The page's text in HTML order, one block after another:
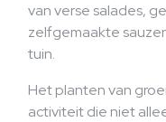
van verse salades,
zelfgemaakte
tuin.
Het planten van
activiteit die niet